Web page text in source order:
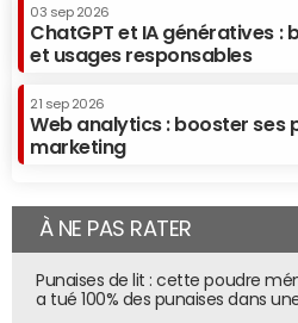
03 sep 2026
ChatGPT et IA génératives :
et usages responsables
21 sep 2026
Web analytics : booster ses
marketing
À NE PAS RATER
Punaises de lit : cette poudre
a tué 100% des punaises dans